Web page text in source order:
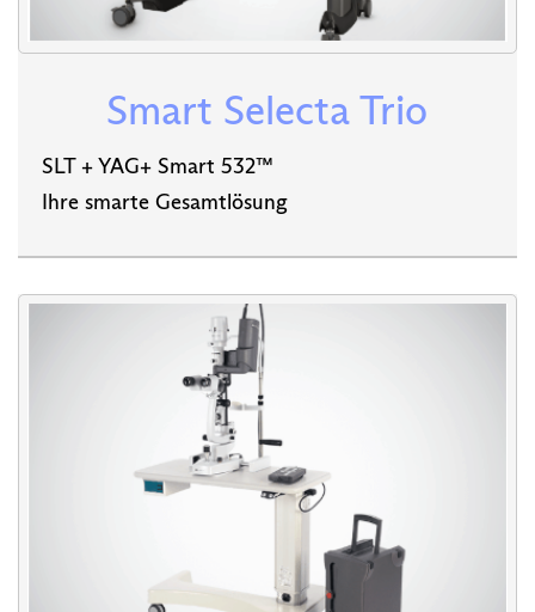
Smart Selecta Trio
SLT + YAG+ Smart 532™
Ihre smarte Gesamtlösung